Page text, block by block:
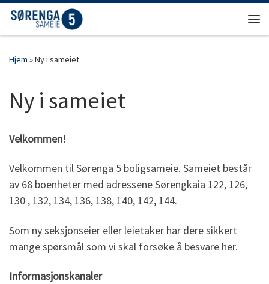
Skip to content
Hjem »Ny i sameiet
Ny i sameiet
Velkommen!
Velkommen til Sørenga 5 boligsameie. Sameiet består
av 68 boenheter med adressene Sørengkaia 122, 126,
130 , 132, 134, 136, 138, 140, 142, 144.
Som ny seksjonseier eller leietaker har dere sikkert
mange spørsmål som vi skal forsøke å besvare her.
Informasjonskanaler